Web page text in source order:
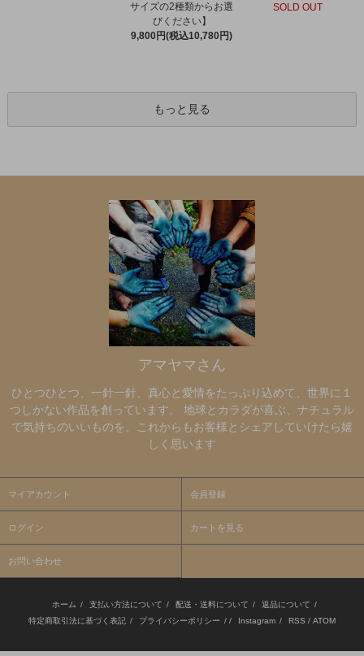
サイズの2種類からお選
びください】
9,800円(税込10,780円)
SOLD OUT
もっと見る
アマヤマさん
ひとつひとつ、一針一針、真心と愛情をたっぷり込めて、世界に１
つしかない作品を創っています。 地球とカラダが喜ぶ、ナチュラル
で気持ちのいいものを、これからもお客様とシェアしていけたら嬉
しく思います
マイアカウント 会員登録
ログイン カートを見る
お問い合わせ
ホーム / 支払い方法について / 配送・送料について / 返品について /
特定商取引法に基づく表記 / プライバシーポリシー / / Instagram / RSS / ATOM